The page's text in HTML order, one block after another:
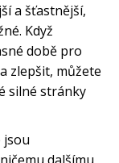
a šťastnější,
Když
době pro
zlepšit, můžete
silné stránky
jsou